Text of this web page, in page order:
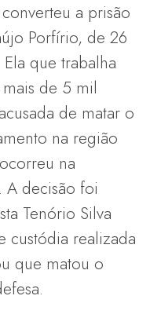
a prisão
Porfírio, de 26
que trabalha
de 5 mil
de matar o
na região
na
A decisão foi
Tenório Silva
custódia realizada
que matou o